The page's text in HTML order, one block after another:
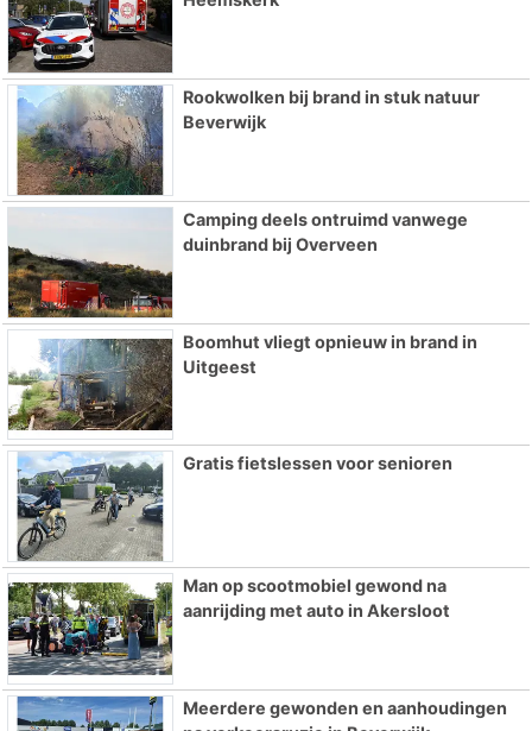
Rookwolken bij brand in stuk natuur
Beverwijk
Camping deels ontruimd vanwege
duinbrand bij Overveen
Boomhut vliegt opnieuw in brand in
Uitgeest
Gratis fietslessen voor senioren
Man op scootmobiel gewond na
aanrijding met auto in Akersloot
Meerdere gewonden en aanhoudingen